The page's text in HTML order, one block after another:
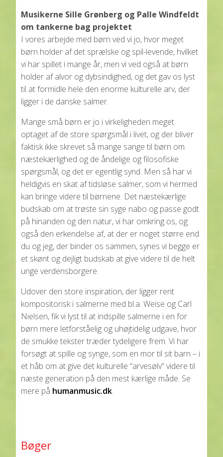
Musikerne Sille Grønberg og Palle Windfeldt
om tankerne bag projektet
I vores arbejde med børn ved vi jo, hvor meget
børn holder af det sprælske og spil-levende, hvilket
vi har spillet i mange år, men vi ved også at børn
holder af alvor og dybsindighed, og det gav os lyst
til at formidle hele den enorme kulturelle arv, der
ligger i de danske salmer.
Mange små børn er jo i virkeligheden meget
optaget af de store spørgsmål i livet, og der bliver
faktisk ikke skrevet så mange sange til børn om
næstekærlighed og de åndelige og filosofiske
spørgsmål, og det er egentlig synd. Men så har vi
heldigvis en skat af tidsløse salmer, som vi hermed
kan bringe videre til børnene. Det næstekærlige
budskab om at trøste sin syge nabo og passe godt
på hinanden og den natur, vi har omkring os, og
også den erkendelse af, at der er noget større end
du og jeg, der binder os sammen, synes vi begge er
et skønt og dejligt budskab at give videre til de helt
unge verdensborgere.
Udover den store inspiration, der ligger rent
kompositorisk i salmerne med bl.a. Weise og Carl
Nielsen, fik vi lyst til at indspille salmerne i en for
børn mere letforståelig og uhøjtidelig udgave, hvor
de smukke tekster træder tydeligere frem. Vi har
forsøgt at spille og synge, som en mor til sit barn – i
et håb om at give det kulturelle “arvesølv” videre til
næste generation på den mest kærlige måde. Se
mere på humanmusic.dk.
Bøger